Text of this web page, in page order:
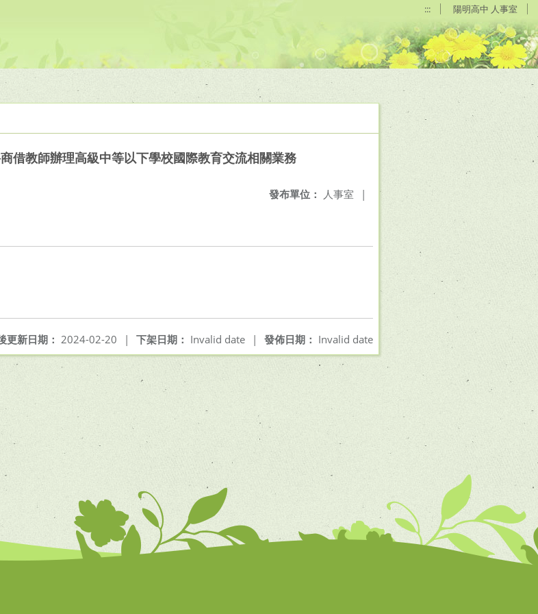
::: 陽明高中 人事室
借教師辦理高級中等以下學校國際教育交流相關業務
發布單位： 人事室 |
發佈日期： Invalid date
下架日期： Invalid date |
更新日期： 2024-02-20 |